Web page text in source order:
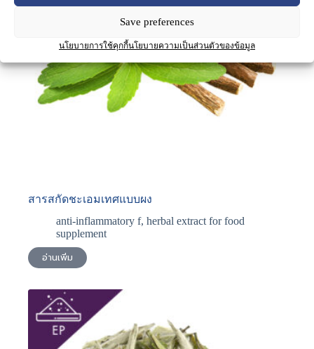
Save preferences
นโยบายการใช้คุกกี้นโยบายความเป็นส่วนตัวของข้อมูล
สารสกัดชะเอมเทศแบบผง
anti-inflammatory f, herbal extract for food
supplement
อ่านเพิ่ม